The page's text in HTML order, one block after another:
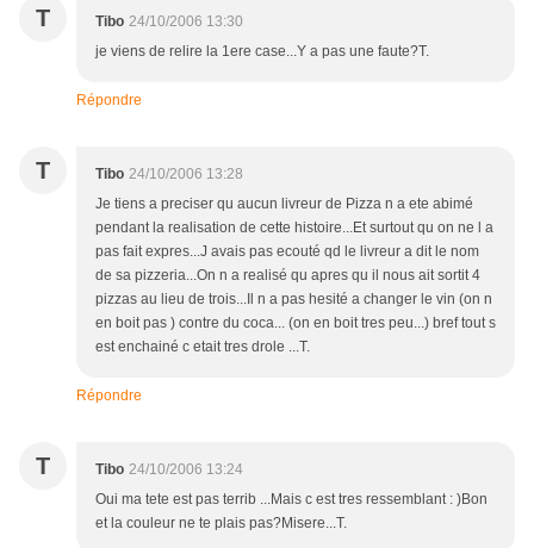
T Tibo 24/10/2006 13:30
je viens de relire la 1ere case...Y a pas une faute?T.
Répondre
T Tibo 24/10/2006 13:28
Je tiens a preciser qu aucun livreur de Pizza n a ete abimé
pendant la realisation de cette histoire...Et surtout qu on ne l a
pas fait expres...J avais pas ecouté qd le livreur a dit le nom
de sa pizzeria...On n a realisé qu apres qu il nous ait sortit 4
pizzas au lieu de trois...Il n a pas hesité a changer le vin (on n
en boit pas ) contre du coca... (on en boit tres peu...) bref tout s
est enchainé c etait tres drole ...T.
Répondre
T Tibo 24/10/2006 13:24
Oui ma tete est pas terrib ...Mais c est tres ressemblant : )Bon
et la couleur ne te plais pas?Misere...T.